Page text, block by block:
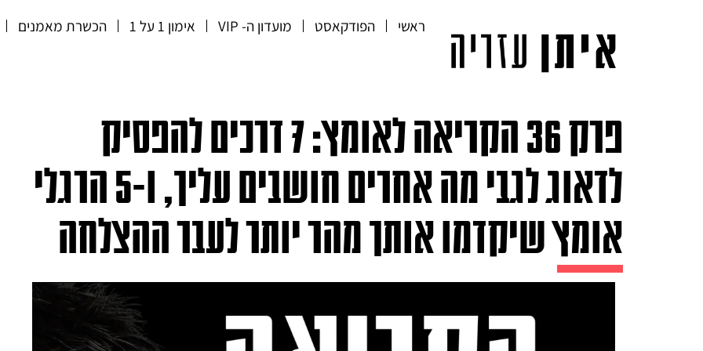
ראשי הפודקאסט מועדון ה- VIP אימון 1 על 1 הכשרת מאמנים
פרק 36 הקריאה לאומץ: 7 דרכים להפסיק
לדאוג לגבי מה אחרים חושבים עליך, ו-5 הרגלי
אומץ שיקדמו אותך מהר יותר לעבר ההצלחה